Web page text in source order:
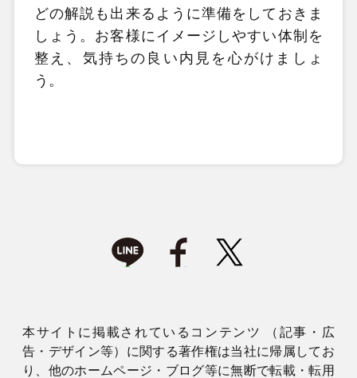
どの解説も出来るように準備をしておきま
しょう。お客様にイメージしやすい体制を
整え、気持ちの良い内見を心がけましょ
う。
本サイトに掲載されているコンテンツ （記事・広
告・デザイン等）に関する著作権は当社に帰属してお
り、他のホームページ・ブログ等に無断で転載・転用